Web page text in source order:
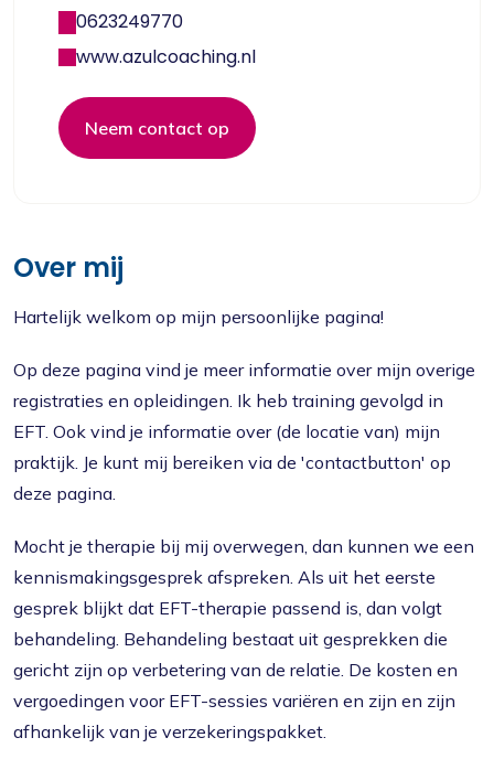
Over mij
Hartelijk welkom op mijn persoonlijke pagina!
Op deze pagina vind je meer informatie over mijn overige
registraties en opleidingen. Ik heb training gevolgd in
EFT. Ook vind je informatie over (de locatie van) mijn
praktijk. Je kunt mij bereiken via de 'contactbutton' op
deze pagina.
Mocht je therapie bij mij overwegen, dan kunnen we een
kennismakingsgesprek afspreken. Als uit het eerste
gesprek blijkt dat EFT-therapie passend is, dan volgt
behandeling. Behandeling bestaat uit gesprekken die
gericht zijn op verbetering van de relatie. De kosten en
vergoedingen voor EFT-sessies variëren en zijn en zijn
afhankelijk van je verzekeringspakket.
0623249770
www.azulcoaching.nl
Neem contact op